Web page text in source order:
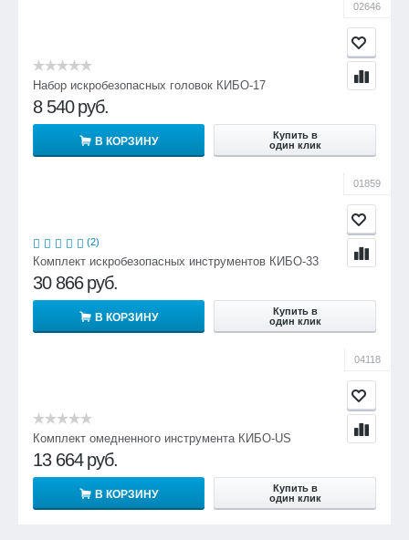
02646
Набор искробезопасных головок КИБО-17
8 540 руб.
В КОРЗИНУ
Купить в
один клик
01859
(2)
Комплект искробезопасных инструментов КИБО-33
30 866 руб.
В КОРЗИНУ
Купить в
один клик
04118
Комплект омедненного инструмента КИБО-US
13 664 руб.
В КОРЗИНУ
Купить в
один клик